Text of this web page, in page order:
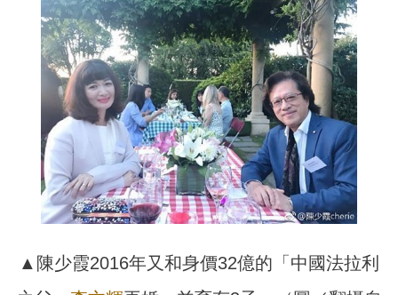
▲陳少霞2016年又和身價32億的「中國法拉利